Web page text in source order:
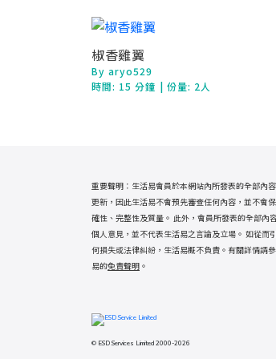
椒香雞翼
By aryo529
時間: 15 分鐘 | 份量: 2人
重要聲明：生活易會員於本網站內所發表的全部內
更新，因此生活易不會預先審查任何內容，並不會
確性、完整性及質量。 此外，會員所發表的全部內
個人意見，並不代表生活易之言論及立場。 如從而
何損失或法律糾紛，生活易概不負責。有關詳情請
易的免責聲明 。
© ESD Services Limited 2000-2026